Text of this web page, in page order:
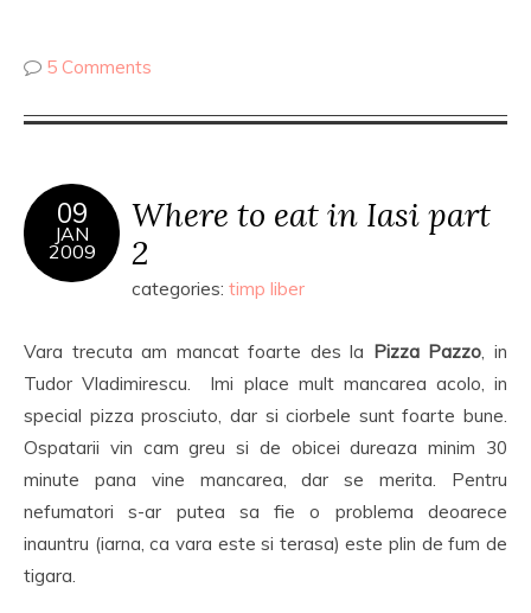
5 Comments
09
JAN
2009
Where to eat in Iasi part
2
categories: timp liber
Vara trecuta am mancat foarte des la Pizza Pazzo, in
Tudor Vladimirescu. Imi place mult mancarea acolo, in
special pizza prosciuto, dar si ciorbele sunt foarte bune.
Ospatarii vin cam greu si de obicei dureaza minim 30
minute pana vine mancarea, dar se merita. Pentru
nefumatori s-ar putea sa fie o problema deoarece
inauntru (iarna, ca vara este si terasa) este plin de fum de
tigara.